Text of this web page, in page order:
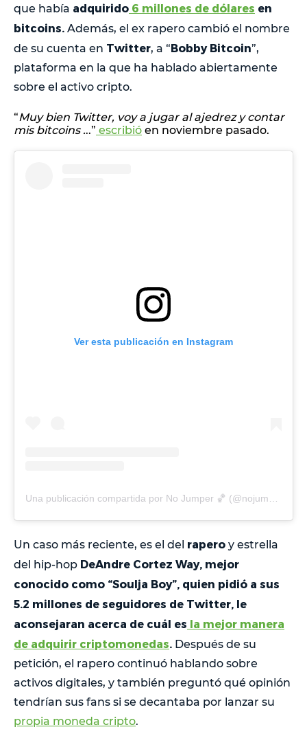
que había adquirido 6 millones de dólares en
bitcoins. Además, el ex rapero cambió el nombre
de su cuenta en Twitter, a “Bobby Bitcoin”,
plataforma en la que ha hablado abiertamente
sobre el activo cripto.
“Muy bien Twitter, voy a jugar al ajedrez y contar
mis bitcoins ...” escribió en noviembre pasado.
Ver esta publicación en Instagram
Un caso más reciente, es el del rapero y estrella
del hip-hop DeAndre Cortez Way, mejor
conocido como “Soulja Boy”, quien pidió a sus
5.2 millones de seguidores de Twitter, le
aconsejaran acerca de cuál es la mejor manera
de adquirir criptomonedas. Después de su
petición, el rapero continuó hablando sobre
activos digitales, y también preguntó qué opinión
tendrían sus fans si se decantaba por lanzar su
propia moneda cripto.